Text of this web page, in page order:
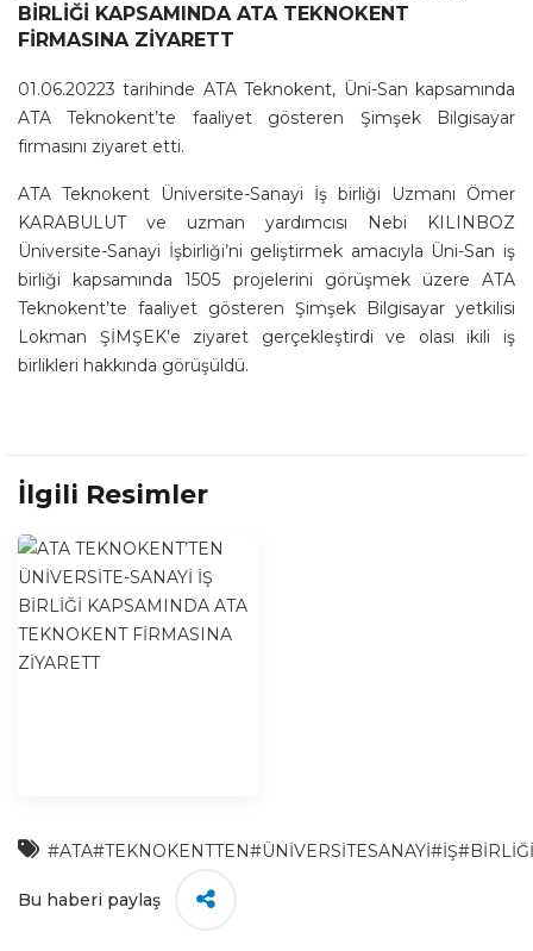
BİRLİĞİ KAPSAMINDA ATA TEKNOKENT
FİRMASINA ZİYARETT
01.06.20223 tarihinde ATA Teknokent, Üni-San kapsamında
ATA Teknokent’te faaliyet gösteren Şimşek Bilgisayar
firmasını ziyaret etti.
ATA Teknokent Üniversite-Sanayi İş birliği Uzmanı Ömer
KARABULUT ve uzman yardımcısı Nebi KILINBOZ
Üniversite-Sanayi İşbirliği’ni geliştirmek amacıyla Üni-San iş
birliği kapsamında 1505 projelerini görüşmek üzere ATA
Teknokent’te faaliyet gösteren Şimşek Bilgisayar yetkilisi
Lokman ŞİMŞEK’e ziyaret gerçekleştirdi ve olası ikili iş
birlikleri hakkında görüşüldü.
İlgili Resimler
#ATA#TEKNOKENTTEN#ÜNİVERSİTESANAYİ#İŞ#BİRLİĞİ
Bu haberi paylaş